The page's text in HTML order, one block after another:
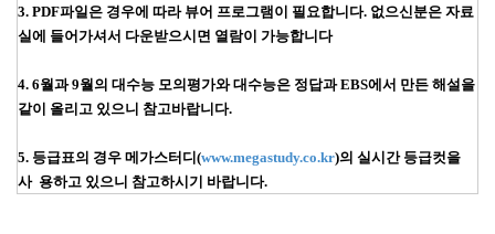
3. PDF파일은 경우에 따라 뷰어 프로그램이 필요합니다. 없으신분은 자료
실에 들어가셔서 다운받으시면 열람이 가능합니다
4. 6월과 9월의 대수능 모의평가와 대수능은 정답과 EBS에서 만든 해설을
같이 올리고 있으니 참고바랍니다.
5. 등급표의 경우 메가스터디(www.megastudy.co.kr)의 실시간 등급컷을
사 용하고 있으니 참고하시기 바랍니다.